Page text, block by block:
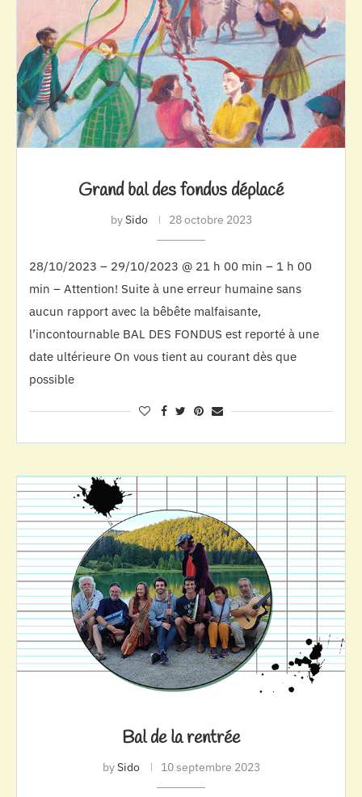
Grand bal des fondus déplacé
bySido 28 octobre 2023
28/10/2023 – 29/10/2023 @ 21 h 00 min – 1 h 00
min – Attention! Suite à une erreur humaine sans
aucun rapport avec la bêbête malfaisante,
l’incontournable BAL DES FONDUS est reporté à une
date ultérieure On vous tient au courant dès que
possible
Bal de la rentrée
bySido 10 septembre 2023